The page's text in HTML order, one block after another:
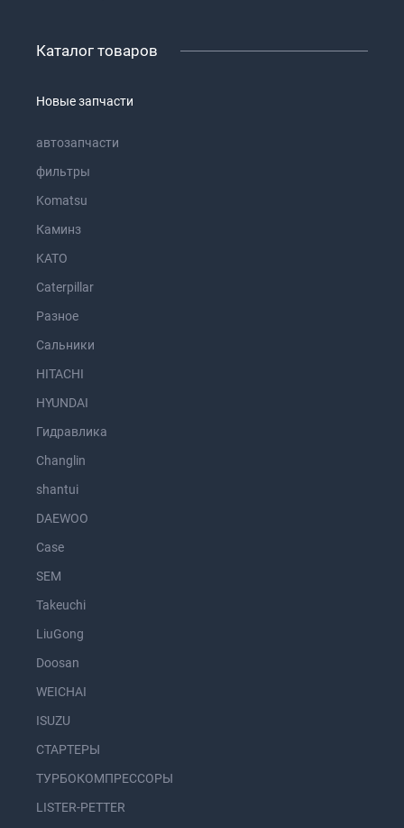
Каталог товаров
Новые запчасти
автозапчасти
фильтры
Komatsu
Каминз
KATO
Caterpillar
Разное
Сальники
HITACHI
HYUNDAI
Гидравлика
Changlin
shantui
DAEWOO
Case
SEM
Takeuchi
LiuGong
Doosan
WEICHAI
ISUZU
СТАРТЕРЫ
ТУРБОКОМПРЕССОРЫ
LISTER-PETTER